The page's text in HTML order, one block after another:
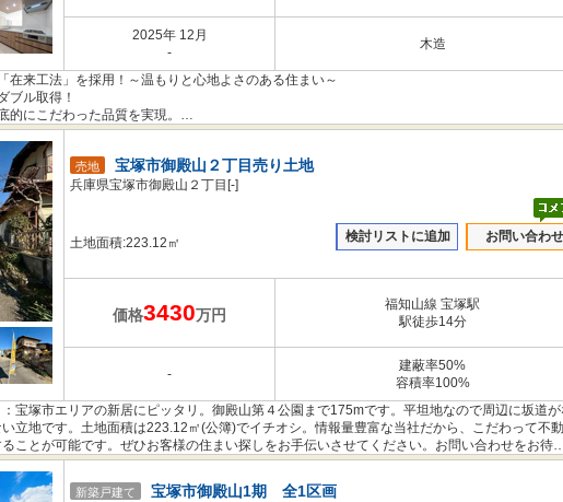
2025年 12月
-
木造
在来工法」を採用！～温もりと心地よさのある住まい～
ブル取得！
にこだわった品質を実現。
礎工事
に使用する金物にも構造的に優れた耐久性を発揮するものを使用した、耐震性に優れた住宅
写真につき本件とは異なります。
売地 宝塚市御殿山２丁目売り土地
兵庫県宝塚市御殿山２丁目[-]
土地面積:223.12㎡ 検討リストに追加 お問い合わせ
価格3430万円
福知山線 宝塚駅
駅徒歩14分
-
建蔽率50%
容積率100%
：宝塚市エリアの新居にピッタリ。御殿山第４公園まで175mです。平坦地なので周辺に坂道が
立地です。土地面積は223.12㎡(公簿)でイチオシ。情報量豊富な当社だから、こだわって不
ことが可能です。ぜひお客様の住まい探しをお手伝いさせてください。お問い合わせをお待
新築戸建て 宝塚市御殿山1期 全1区画